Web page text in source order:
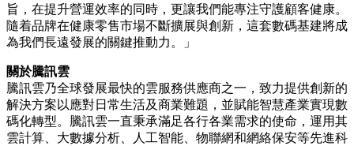
旨，在提升營運效率的同時，更讓我們能專注守護顧客健康。
隨着品牌在健康零售市場不斷擴展與創新，這套數碼基建將成
為我們長遠發展的關鍵推動力。」
關於騰訊雲
騰訊雲乃全球發展最快的雲服務供應商之一，致力提供創新的
解決方案以應對日常生活及商業難題，並賦能智慧產業實現數
碼化轉型。騰訊雲一直秉承滿足各行各業需求的使命，運用其
雲計算、大數據分析、人工智能、物聯網和網絡保安等先進科